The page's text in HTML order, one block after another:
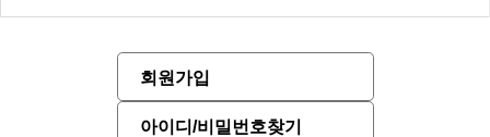
회원가입
아이디/비밀번호찾기